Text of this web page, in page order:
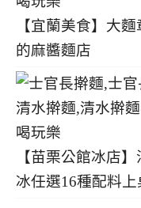
【宜蘭美食】大
的麻醬麵店
【苗栗公館冰店
冰任選16種配料